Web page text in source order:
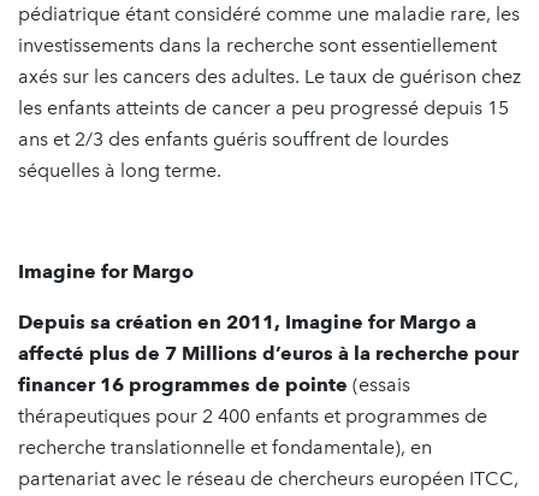
pédiatrique étant considéré comme une maladie rare, les
investissements dans la recherche sont essentiellement
axés sur les cancers des adultes. Le taux de guérison chez
les enfants atteints de cancer a peu progressé depuis 15
ans et 2/3 des enfants guéris souffrent de lourdes
séquelles à long terme.
Imagine for Margo
Depuis sa création en 2011, Imagine for Margo a
affecté plus de 7 Millions d’euros à la recherche pour
financer 16 programmes de pointe (essais
thérapeutiques pour 2 400 enfants et programmes de
recherche translationnelle et fondamentale), en
partenariat avec le réseau de chercheurs européen ITCC,